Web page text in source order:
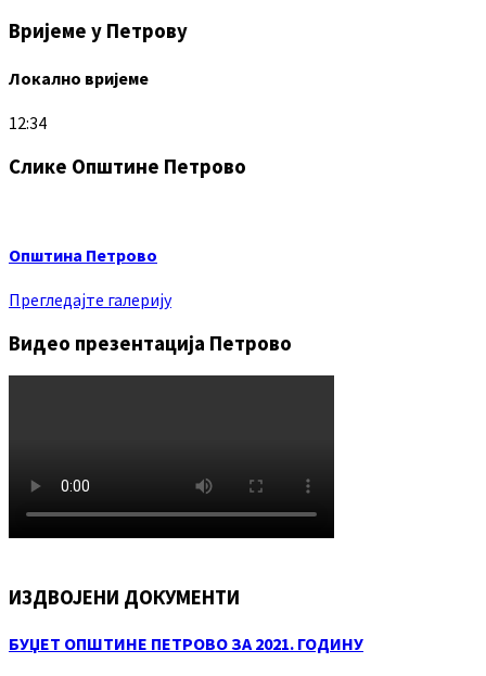
Вријеме у Петрову
Локално вријеме
12:34
Слике Општине Петрово
Општина Петрово
Прегледајте галерију
Видео презентација Петрово
ИЗДВОЈЕНИ ДОКУМЕНТИ
БУЏЕТ ОПШТИНЕ ПЕТРОВО ЗА 2021. ГОДИНУ